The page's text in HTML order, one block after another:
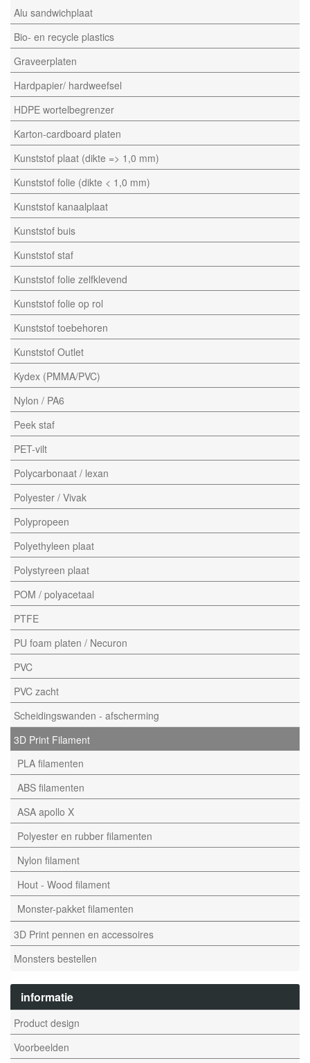
Alu sandwichplaat
Bio- en recycle plastics
Graveerplaten
Hardpapier/ hardweefsel
HDPE wortelbegrenzer
Karton-cardboard platen
Kunststof plaat (dikte => 1,0 mm)
Kunststof folie (dikte < 1,0 mm)
Kunststof kanaalplaat
Kunststof buis
Kunststof staf
Kunststof folie zelfklevend
Kunststof folie op rol
Kunststof toebehoren
Kunststof Outlet
Kydex (PMMA/PVC)
Nylon / PA6
Peek staf
PET-vilt
Polycarbonaat / lexan
Polyester / Vivak
Polypropeen
Polyethyleen plaat
Polystyreen plaat
POM / polyacetaal
PTFE
PU foam platen / Necuron
PVC
PVC zacht
Scheidingswanden - afscherming
3D Print Filament
PLA filamenten
ABS filamenten
ASA apollo X
Polyester en rubber filamenten
Nylon filament
Hout - Wood filament
Monster-pakket filamenten
3D Print pennen en accessoires
Monsters bestellen
informatie
Product design
Voorbeelden